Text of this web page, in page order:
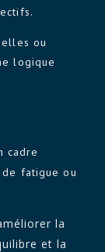
ou
logique
cadre
fatigue ou
la
et la